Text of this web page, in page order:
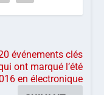
événements clés
ont marqué l’été
en électronique